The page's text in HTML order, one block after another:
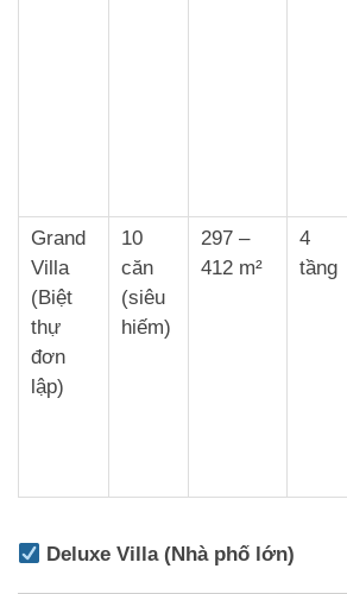
Grand
Villa
(Biệt
thự
đơn
lập)
10
căn
(siêu
hiếm)
297 –
412 m²
4
tầng
Deluxe Villa (Nhà phố lớn)